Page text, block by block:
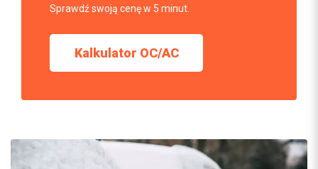
Sprawdź swoją cenę w 5 minut.
Kalkulator OC/AC